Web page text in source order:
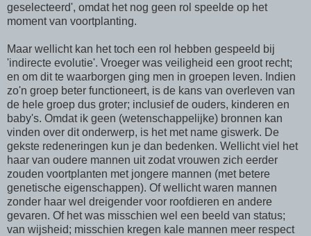
geselecteerd', omdat het nog geen rol speelde op het
moment van voortplanting.
Maar wellicht kan het toch een rol hebben gespeeld bij
'indirecte evolutie'. Vroeger was veiligheid een groot recht;
en om dit te waarborgen ging men in groepen leven. Indien
zo'n groep beter functioneert, is de kans van overleven van
de hele groep dus groter; inclusief de ouders, kinderen en
baby's. Omdat ik geen (wetenschappelijke) bronnen kan
vinden over dit onderwerp, is het met name giswerk. De
gekste redeneringen kun je dan bedenken. Wellicht viel het
haar van oudere mannen uit zodat vrouwen zich eerder
zouden voortplanten met jongere mannen (met betere
genetische eigenschappen). Of wellicht waren mannen
zonder haar wel dreigender voor roofdieren en andere
gevaren. Of het was misschien wel een beeld van status;
van wijsheid; misschien kregen kale mannen meer respect